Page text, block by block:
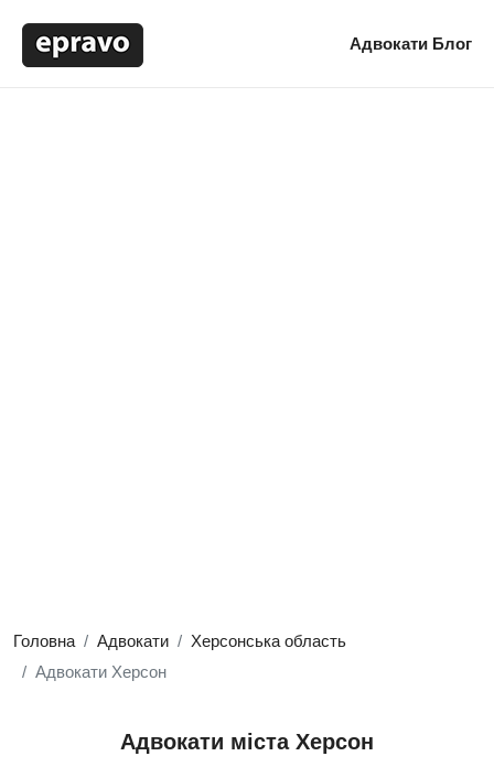
Адвокати Блог
Головна Адвокати
Херсонська область
Адвокати Херсон
Адвокати міста Херсон